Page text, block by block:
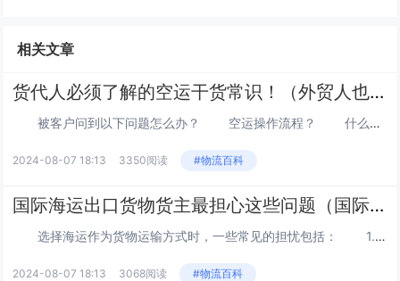
相关文章
货代人必须了解的空运干货常识！（外贸人也来学学空运干货）
被客户问到以下问题怎么办？ 空运操作流程？ 什么叫重平泡货？ 什么叫运价“靠级”？ 什么...
2024-08-07 18:13 3350阅读 #物流百科
国际海运出口货物货主最担心这些问题（国际海运干货知识分享）
选择海运作为货物运输方式时，一些常见的担忧包括： 1.运输时间： 海运通常需要相对较长的时间，特别是对于远距离...
2024-08-07 18:13 3068阅读 #物流百科